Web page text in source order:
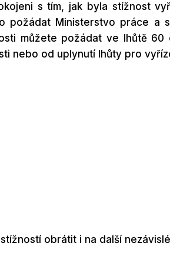
s tím, jak byla stížnost
požádat Ministerstvo práce a
můžete požádat ve lhůtě
nebo od uplynutí lhůty pro
obrátit i na další